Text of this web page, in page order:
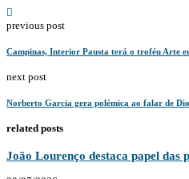
previous post
Campinas, Interior Pausta terá o troféu Arte
next post
Norberto Garcia gera polémica ao falar de
related posts
João Lourenço destaca papel das